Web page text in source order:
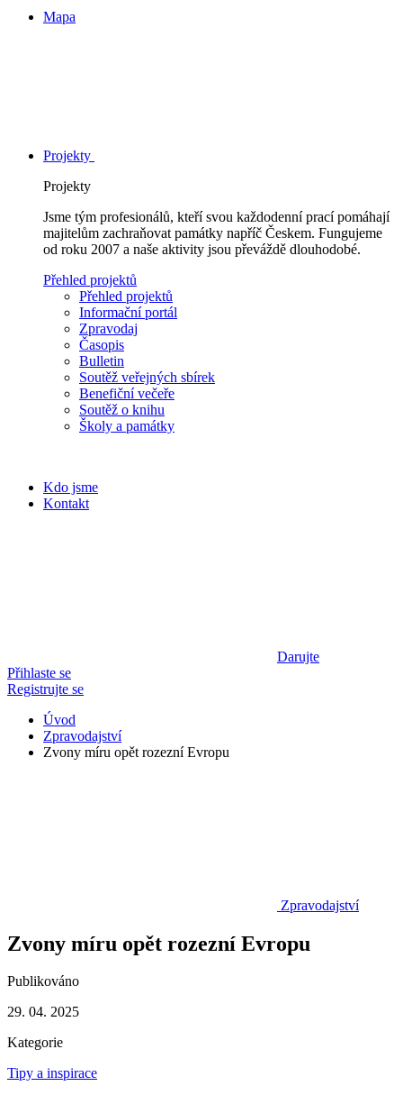
Mapa
Projekty
Projekty
Jsme tým profesionálů, kteří svou každodenní prací pomáhají
majitelům zachraňovat památky napříč Českem. Fungujeme
od roku 2007 a naše aktivity jsou převáždě dlouhodobé.
Přehled projektů
Přehled projektů
Informační portál
Zpravodaj
Časopis
Bulletin
Soutěž veřejných sbírek
Benefiční večeře
Soutěž o knihu
Školy a památky
Kdo jsme
Kontakt
Darujte
Přihlaste se
Registrujte se
Úvod
Zpravodajství
Zvony míru opět rozezní Evropu
Zpravodajství
Zvony míru opět rozezní Evropu
Publikováno
29. 04. 2025
Kategorie
Tipy a inspirace